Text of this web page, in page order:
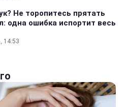
Не торопитесь прятать
одна ошибка испортит весь
14:53